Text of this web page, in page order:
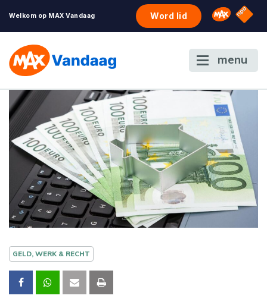
Welkom op MAX Vandaag Word lid Omroep
NPO
menu
GELD, WERK & RECHT